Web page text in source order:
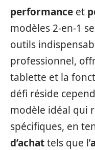
performance et
modèles 2-en-1
outils
professionnel,
tablette et la
défi réside
modèle idéal qui
spécifiques, en
d’achattels que l’